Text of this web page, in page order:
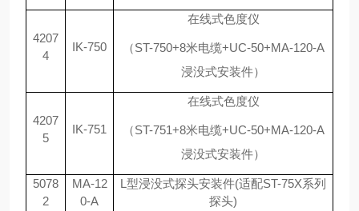
4207
4
IK-750
在线式色度仪
（ST-750+8米电缆+UC-50+MA-120-A
浸没式安装件）
4207
5
IK-751
在线式色度仪
（ST-751+8米电缆+UC-50+MA-120-A
浸没式安装件）
5078
2
MA-12
0-A
L型浸没式探头安装件(适配ST-75X系列
探头)